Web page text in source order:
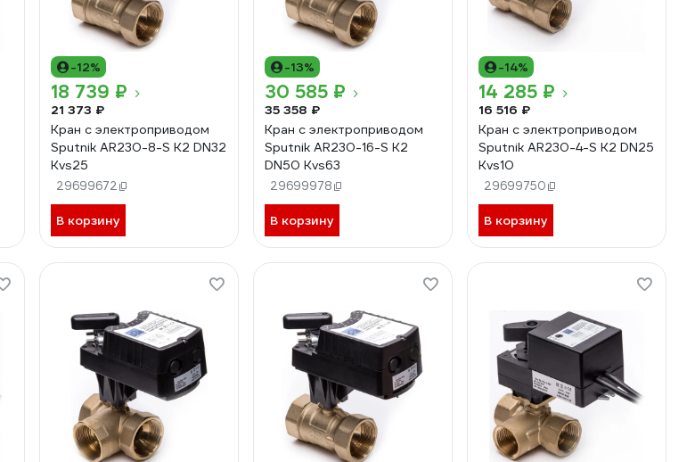
-12%
18 739 ₽
21 373 ₽
Кран с электроприводом
Sputnik AR230-8-S K2 DN32
Kvs25
29699672
В корзину
-13%
30 585 ₽
35 358 ₽
Кран с электроприводом
Sputnik AR230-16-S K2
DN50 Kvs63
29699978
В корзину
-14%
14 285 ₽
16 516 ₽
Кран с электроприводом
Sputnik AR230-4-S K2 DN25
Kvs10
29699750
В корзину